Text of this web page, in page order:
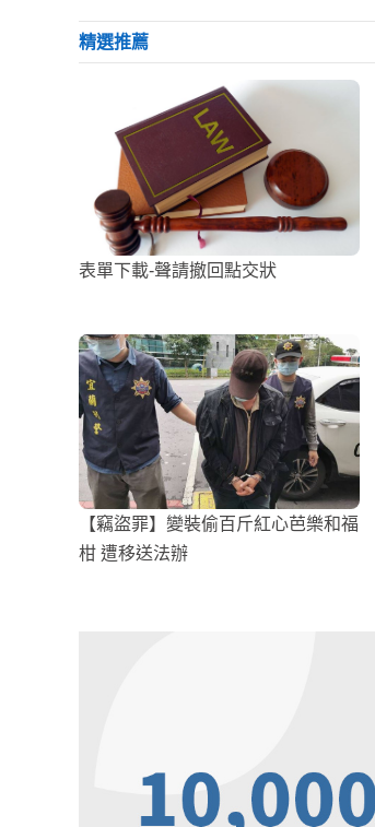
精選推薦
表單下載-聲請撤回點交狀
【竊盜罪】變裝偷百斤紅心芭樂和福
柑 遭移送法辦